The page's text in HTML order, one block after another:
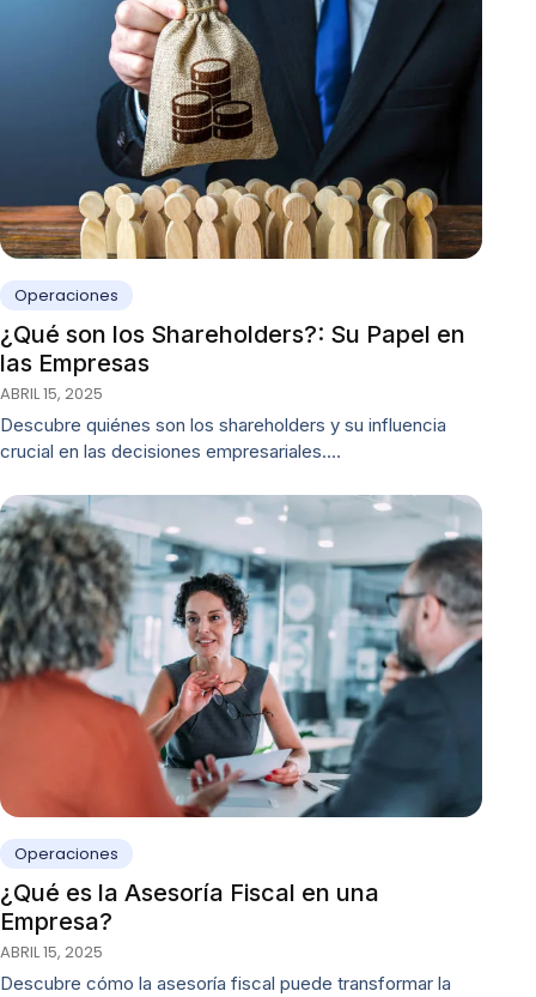
Operaciones
¿Qué son los Shareholders?: Su Papel en
las Empresas
ABRIL 15, 2025
Descubre quiénes son los shareholders y su influencia
crucial en las decisiones empresariales.…
Operaciones
¿Qué es la Asesoría Fiscal en una
Empresa?
ABRIL 15, 2025
Descubre cómo la asesoría fiscal puede transformar la